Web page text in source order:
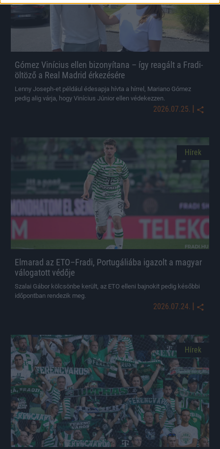
Gómez Vinícius ellen bizonyítana – így reagált a Fradi-
öltöző a Real Madrid érkezésére
Lenny Joseph-et például édesapja hívta a hírrel, Mariano Gómez
pedig alig várja, hogy Vinícius Júnior ellen védekezzen.
2026.07.25. |
Hírek
Elmarad az ETO–Fradi, Portugáliába igazolt a magyar
válogatott védője
Szalai Gábor kölcsönbe került, az ETO elleni bajnokit pedig későbbi
időpontban rendezik meg.
2026.07.24. |
Hírek